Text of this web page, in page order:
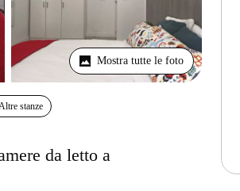
Mostra tutte le foto
stanze
da letto a